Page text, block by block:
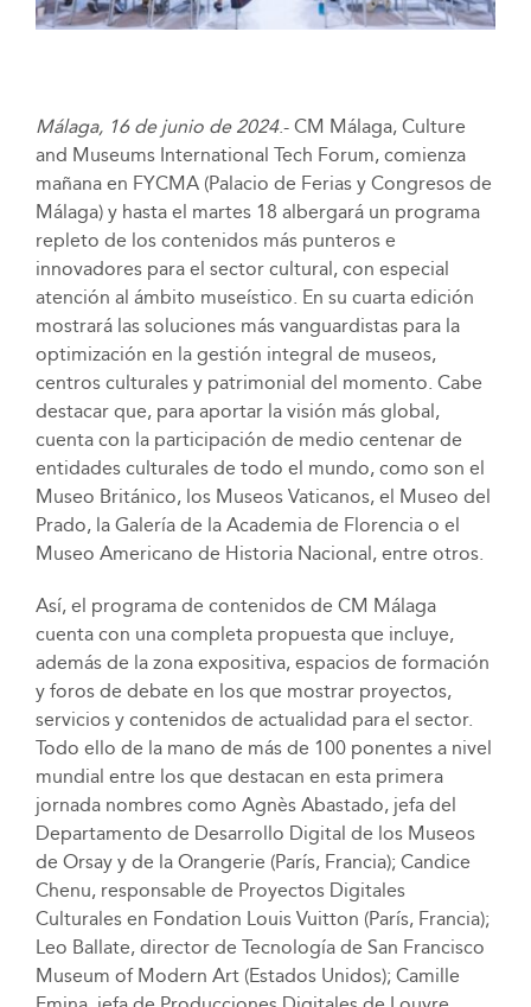
Málaga, 16 de junio de 2024.- CM Málaga, Culture
and Museums International Tech Forum, comienza
mañana en FYCMA (Palacio de Ferias y Congresos de
Málaga) y hasta el martes 18 albergará un programa
repleto de los contenidos más punteros e
innovadores para el sector cultural, con especial
atención al ámbito museístico. En su cuarta edición
mostrará las soluciones más vanguardistas para la
optimización en la gestión integral de museos,
centros culturales y patrimonial del momento. Cabe
destacar que, para aportar la visión más global,
cuenta con la participación de medio centenar de
entidades culturales de todo el mundo, como son el
Museo Británico, los Museos Vaticanos, el Museo del
Prado, la Galería de la Academia de Florencia o el
Museo Americano de Historia Nacional, entre otros.
Así, el programa de contenidos de CM Málaga
cuenta con una completa propuesta que incluye,
además de la zona expositiva, espacios de formación
y foros de debate en los que mostrar proyectos,
servicios y contenidos de actualidad para el sector.
Todo ello de la mano de más de 100 ponentes a nivel
mundial entre los que destacan en esta primera
jornada nombres como Agnès Abastado, jefa del
Departamento de Desarrollo Digital de los Museos
de Orsay y de la Orangerie (París, Francia); Candice
Chenu, responsable de Proyectos Digitales
Culturales en Fondation Louis Vuitton (París, Francia);
Leo Ballate, director de Tecnología de San Francisco
Museum of Modern Art (Estados Unidos); Camille